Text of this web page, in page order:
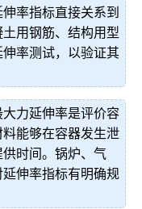
率指标直接关系到
用钢筋、结构用型
率测试，以验证其
力延伸率是评价容
能够在容器发生泄
时间。锅炉、气
伸率指标有明确规